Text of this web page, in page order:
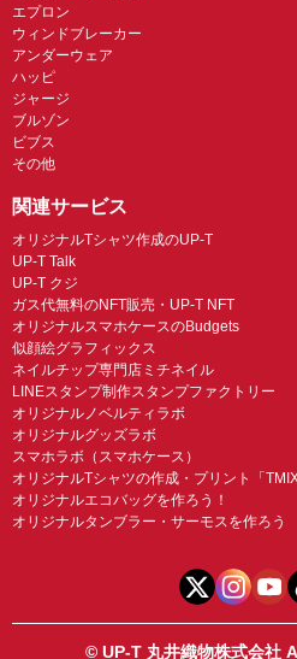
エプロン
ウィンドブレーカー
アンダーウェア
ハッピ
ジャージ
ブルゾン
ビブス
その他
関連サービス
オリジナルTシャツ作成のUP-T
UP-T Talk
UP-T クジ
ガス代無料のNFT販売・UP-T NFT
オリジナルスマホケースのBudgets
似顔絵グラフィックス
ネイルチップ専門店ミチネイル
LINEスタンプ制作スタンプファクトリー
オリジナルノベルティラボ
オリジナルグッズラボ
スマホラボ（スマホケース）
オリジナルTシャツの作成・プリント「TMIX
オリジナルエコバッグを作ろう！
オリジナルタンブラー・サーモスを作ろう
© UP-T 丸井織物株式会社